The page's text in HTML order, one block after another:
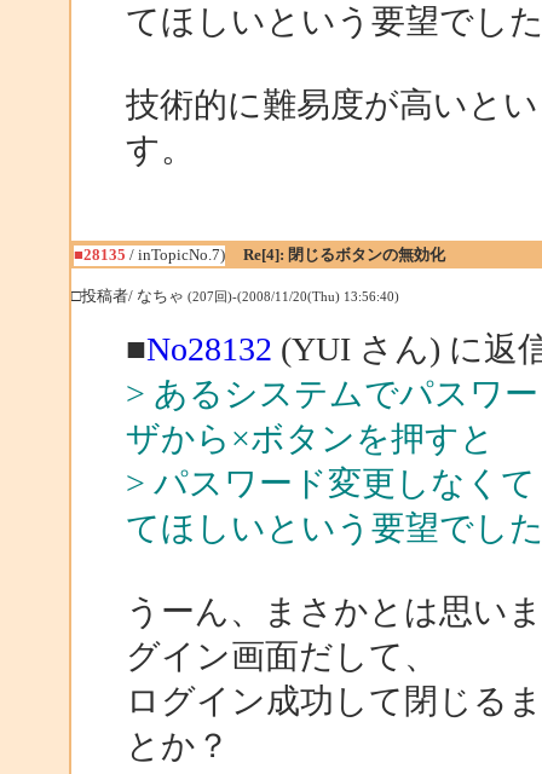
てほしいという要望でし
技術的に難易度が高いと
す。
■28135 / inTopicNo.7) Re[4]: 閉じるボタンの無効化
□投稿者/ なちゃ (207回)-(2008/11/20(Thu) 13:56:40)
■No28132 (YUI さん) に返
> あるシステムでパスワ
ザから×ボタンを押すと
> パスワード変更しなく
てほしいという要望でし
うーん、まさかとは思い
グイン画面だして、
ログイン成功して閉じる
とか？